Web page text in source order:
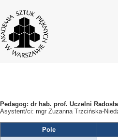
Pedagog: dr hab. prof. Uczelni
Asystent/ci: mgr Zuzanna Trzcińska-
Pole